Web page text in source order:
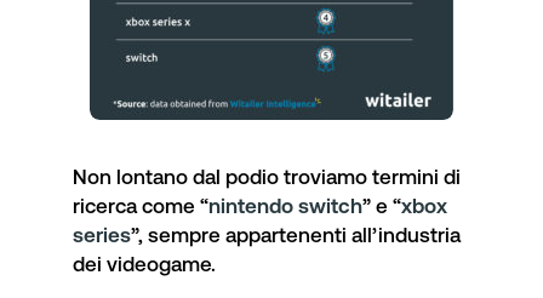
Non lontano dal podio troviamo termini di
ricerca come “nintendo switch” e “xbox
series”, sempre appartenenti all’industria
dei videogame.